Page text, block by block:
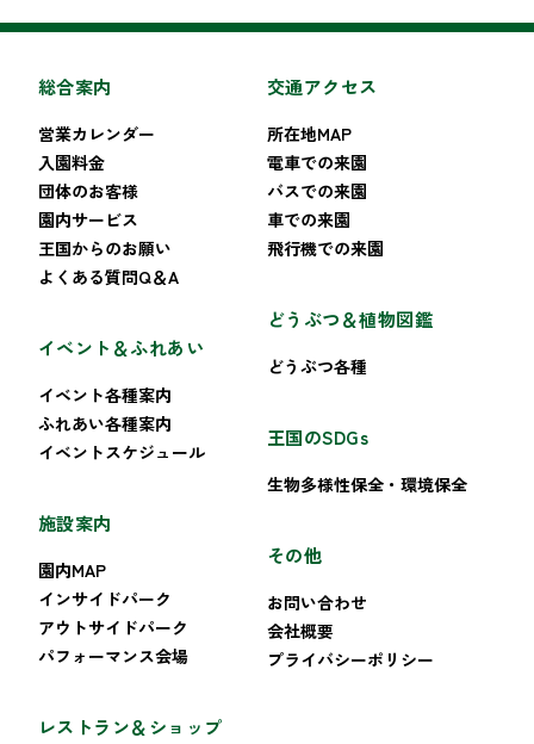
総合案内
営業カレンダー
入園料金
団体のお客様
園内サービス
王国からのお願い
よくある質問Q＆A
イベント＆ふれあい
イベント各種案内
ふれあい各種案内
イベントスケジュール
施設案内
園内MAP
インサイドパーク
アウトサイドパーク
パフォーマンス会場
レストラン＆ショップ
交通アクセス
所在地MAP
電車での来園
バスでの来園
車での来園
飛行機での来園
どうぶつ＆植物図鑑
どうぶつ各種
王国のSDGs
生物多様性保全・環境保全
その他
お問い合わせ
会社概要
プライバシーポリシー